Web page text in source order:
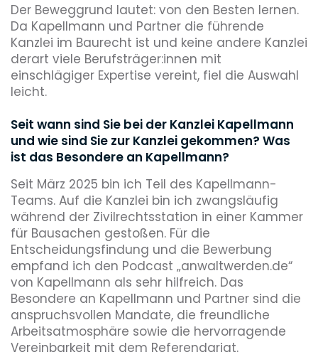
Der Beweggrund lautet: von den Besten lernen.
Da Kapellmann und Partner die führende
Kanzlei im Baurecht ist und keine andere Kanzlei
derart viele Berufsträger:innen mit
einschlägiger Expertise vereint, fiel die Auswahl
leicht.
Seit wann sind Sie bei der Kanzlei Kapellmann
und wie sind Sie zur Kanzlei gekommen? Was
ist das Besondere an Kapellmann?
Seit März 2025 bin ich Teil des Kapellmann-
Teams. Auf die Kanzlei bin ich zwangsläufig
während der Zivilrechtsstation in einer Kammer
für Bausachen gestoßen. Für die
Entscheidungsfindung und die Bewerbung
empfand ich den Podcast „anwaltwerden.de“
von Kapellmann als sehr hilfreich. Das
Besondere an Kapellmann und Partner sind die
anspruchsvollen Mandate, die freundliche
Arbeitsatmosphäre sowie die hervorragende
Vereinbarkeit mit dem Referendariat.